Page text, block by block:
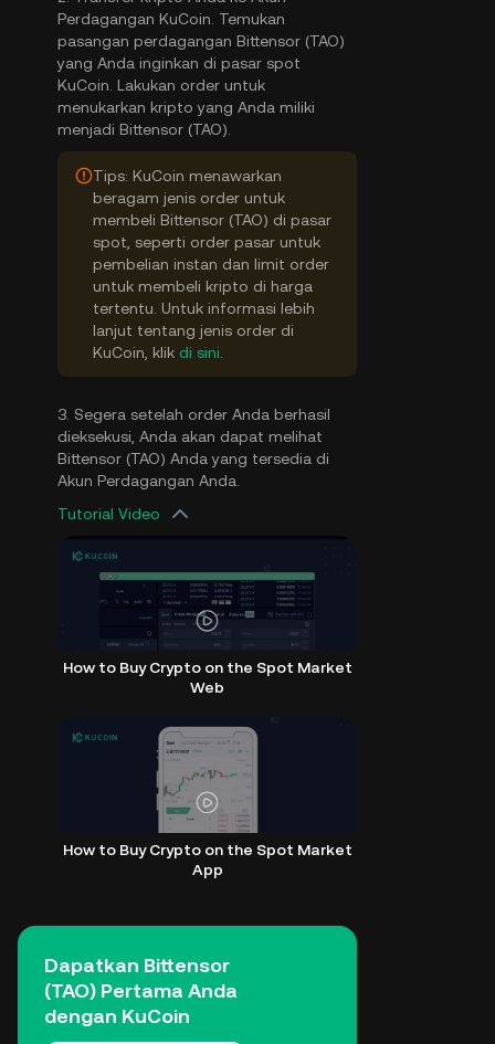
Perdagangan KuCoin. Temukan
pasangan perdagangan Bittensor (TAO)
yang Anda inginkan di pasar spot
KuCoin. Lakukan order untuk
menukarkan kripto yang Anda miliki
menjadi Bittensor (TAO).
Tips: KuCoin menawarkan
beragam jenis order untuk
membeli Bittensor (TAO) di pasar
spot, seperti order pasar untuk
pembelian instan dan limit order
untuk membeli kripto di harga
tertentu. Untuk informasi lebih
lanjut tentang jenis order di
KuCoin, klik di sini
3. Segera setelah order Anda berhasil
dieksekusi, Anda akan dapat melihat
Bittensor (TAO) Anda yang tersedia di
Akun Perdagangan Anda.
Tutorial Video
How to Buy Crypto on the Spot Market
Web
How to Buy Crypto on the Spot Market
App
Dapatkan Bittensor
(TAO) Pertama Anda
dengan KuCoin